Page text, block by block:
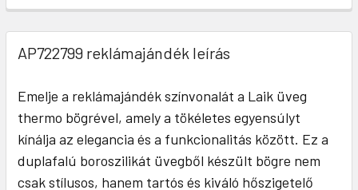
AP722799 reklámajándék leírás
Emelje a reklámajándék színvonalát a Laik üveg
thermo bögrével, amely a tökéletes egyensúlyt
kínálja az elegancia és a funkcionalitás között. Ez a
duplafalú boroszilikát üvegből készült bögre nem
csak stílusos, hanem tartós és kiváló hőszigetelő